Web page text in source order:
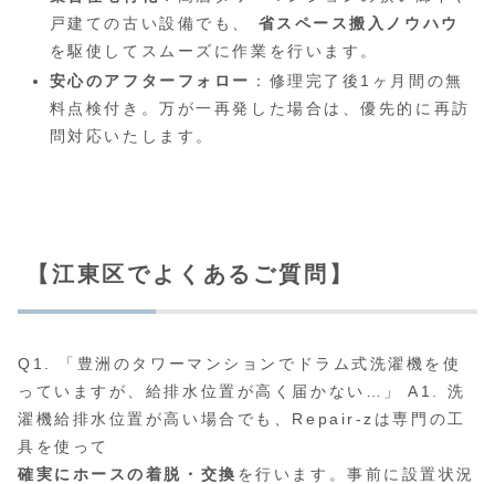
戸建ての古い設備でも、 省スペース搬入ノウハウ
を駆使してスムーズに作業を行います。
安心のアフターフォロー ：修理完了後1ヶ月間の無
料点検付き。万が一再発した場合は、優先的に再訪
問対応いたします。
【江東区でよくあるご質問】
Q1. 「豊洲のタワーマンションでドラム式洗濯機を使
っていますが、給排水位置が高く届かない…」 A1. 洗
濯機給排水位置が高い場合でも、Repair-zは専門の工
具を使って
確実にホースの着脱・交換 を行います。事前に設置状況